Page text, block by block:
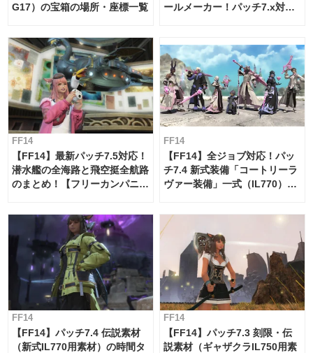
G17）の宝箱の場所・座標一覧
ールメーカー！パッチ7.x対応
FF14
【FF14】最新パッチ7.5対応！
潜水艦の全海路と飛空挺全航路
のまとめ！【フリーカンパニ
FF14
【FF14】全ジョブ対応！パッ
チ7.4 新式装備「コートリーラ
ヴァー装備」一式（IL770）の
FF14
【FF14】パッチ7.4 伝説素材
（新式IL770用素材）の時間タ
FF14
【FF14】パッチ7.3 刻限・伝
説素材（ギャザクラIL750用素